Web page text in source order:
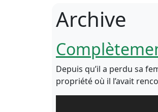
Archive
Depuis qu’il a perdu sa
propriété où il l’avait